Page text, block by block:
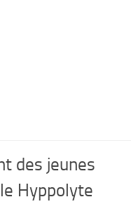
des jeunes
Hyppolyte